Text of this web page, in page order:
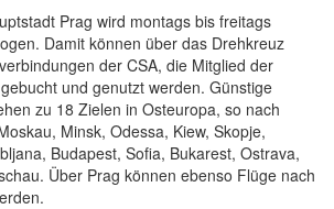
Prag wird montags bis freitags
Damit können über das Drehkreuz
der CSA, die Mitglied der
und genutzt werden. Günstige
zu 18 Zielen in Osteuropa, so nach
Minsk, Odessa, Kiew, Skopje,
Budapest, Sofia, Bukarest, Ostrava,
Über Prag können ebenso Flüge nach